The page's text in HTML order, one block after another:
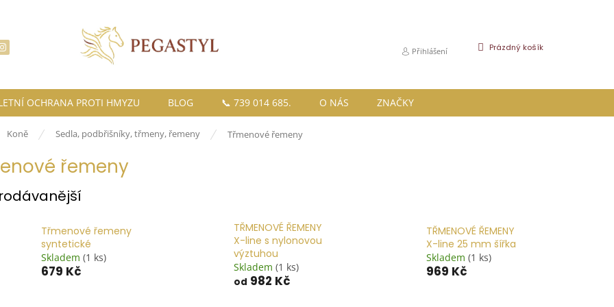
Přihlášení
NÁKUPNÍ
Prázdný košík
OCHRANA PROTI HMYZU BLOG 📞 739 014 685. O NÁS ZNAČKY
Koně Sedla, podbřišníky, třmeny, řemeny Třmenové řemeny
řemeny
Třmenové řemeny
syntetické
Skladem (1 ks)
679 Kč
TŘMENOVÉ ŘEMENY
X-line s nylonovou
výztuhou
Skladem (1 ks)
od 982 Kč
TŘMENOVÉ ŘEMENY
X-line 25 mm šířka
Skladem (1 ks)
969 Kč